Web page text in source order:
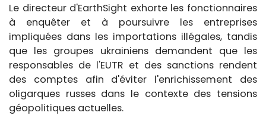
Le directeur d'EarthSight exhorte les fonctionnaires
à enquêter et à poursuivre les entreprises
impliquées dans les importations illégales, tandis
que les groupes ukrainiens demandent que les
responsables de l'EUTR et des sanctions rendent
des comptes afin d'éviter l'enrichissement des
oligarques russes dans le contexte des tensions
géopolitiques actuelles.